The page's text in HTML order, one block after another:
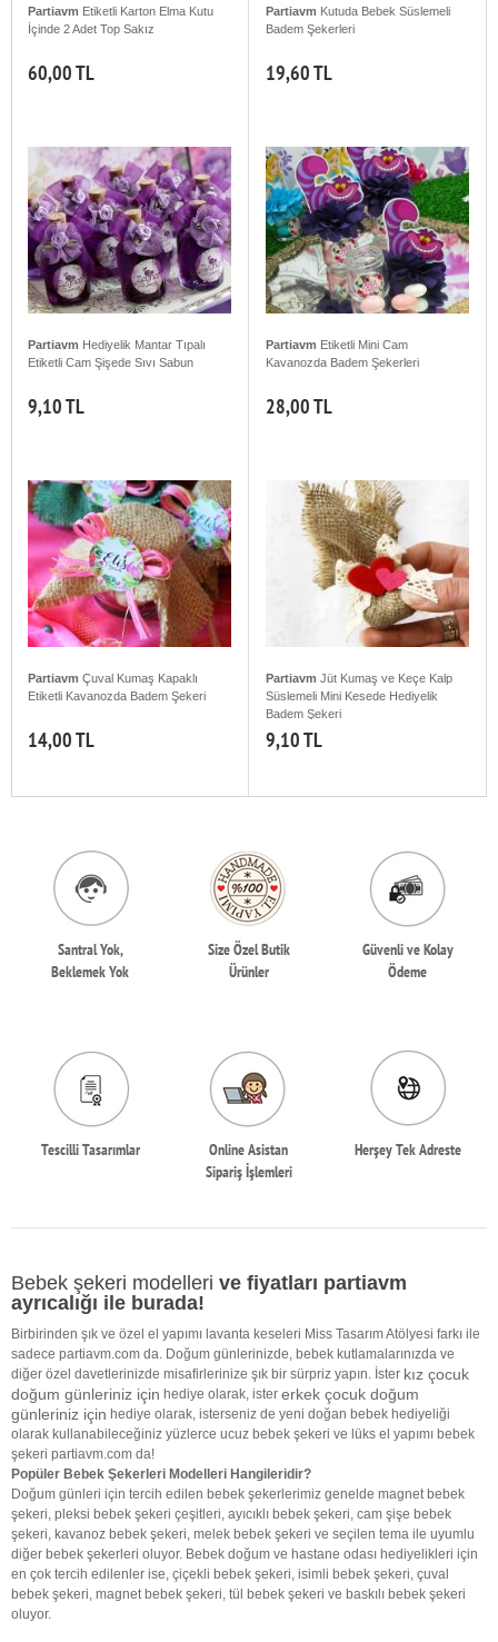
Partiavm Etiketli Karton Elma Kutu
İçinde 2 Adet Top Sakız
60,00 TL
Partiavm Kutuda Bebek Süslemeli
Badem Şekerleri
19,60 TL
Partiavm Hediyelik Mantar Tıpalı
Etiketli Cam Şişede Sıvı Sabun
9,10 TL
Partiavm Etiketli Mini Cam
Kavanozda Badem Şekerleri
28,00 TL
Partiavm Çuval Kumaş Kapaklı
Etiketli Kavanozda Badem Şekeri
14,00 TL
Partiavm Jüt Kumaş ve Keçe Kalp
Süslemeli Mini Kesede Hediyelik
Badem Şekeri
9,10 TL
Santral Yok,
Beklemek Yok
Size Özel Butik
Ürünler
Güvenli ve Kolay
Ödeme
Tescilli Tasarımlar
Online Asistan
Sipariş İşlemleri
Herşey Tek Adreste
Bebek şekeri modelleri ve fiyatları partiavm
ayrıcalığı ile burada!
Birbirinden şık ve özel el yapımı lavanta keseleri Miss Tasarım Atölyesi farkı ile
sadece partiavm.com da. Doğum günlerinizde, bebek kutlamalarınızda ve
diğer özel davetlerinizde misafirlerinize şık bir sürpriz yapın. İster kız çocuk
doğum günleriniz için hediye olarak, ister erkek çocuk doğum
günleriniz için hediye olarak, isterseniz de yeni doğan bebek hediyeliği
olarak kullanabileceğiniz yüzlerce ucuz bebek şekeri ve lüks el yapımı bebek
şekeri partiavm.com da!
Popüler Bebek Şekerleri Modelleri Hangileridir?
Doğum günleri için tercih edilen bebek şekerlerimiz genelde magnet bebek
şekeri, pleksi bebek şekeri çeşitleri, ayıcıklı bebek şekeri, cam şişe bebek
şekeri, kavanoz bebek şekeri, melek bebek şekeri ve seçilen tema ile uyumlu
diğer bebek şekerleri oluyor. Bebek doğum ve hastane odası hediyelikleri için
en çok tercih edilenler ise, çiçekli bebek şekeri, isimli bebek şekeri, çuval
bebek şekeri, magnet bebek şekeri, tül bebek şekeri ve baskılı bebek şekeri
oluyor.